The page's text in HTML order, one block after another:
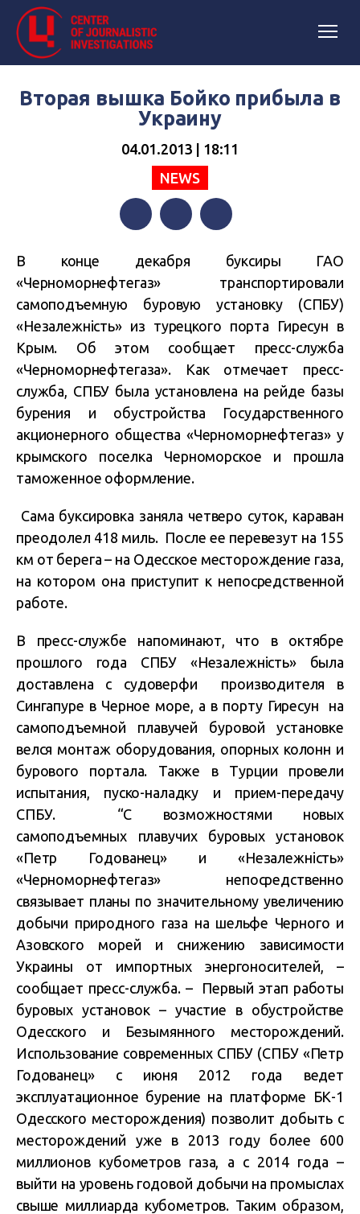
Вторая вышка Бойко прибыла в
Украину
04.01.2013 | 18:11
NEWS
В конце декабря буксиры ГАО
«Черноморнефтегаз» транспортировали
самоподъемную буровую установку (СПБУ)
«Незалежність» из турецкого порта Гиресун в
Крым. Об этом сообщает пресс-служба
«Черноморнефтегаза». Как отмечает пресс-
служба, СПБУ была установлена на рейде базы
бурения и обустройства Государственного
акционерного общества «Черноморнефтегаз» у
крымского поселка Черноморское и прошла
таможенное оформление.
Сама буксировка заняла четверо суток, караван
преодолел 418 миль. После ее перевезут на 155
км от берега – на Одесское месторождение газа,
на котором она приступит к непосредственной
работе.
В пресс-службе напоминают, что в октябре
прошлого года СПБУ «Незалежність» была
доставлена с судоверфи производителя в
Сингапуре в Черное море, а в порту Гиресун на
самоподъемной плавучей буровой установке
велся монтаж оборудования, опорных колонн и
бурового портала. Также в Турции провели
испытания, пуско-наладку и прием-передачу
СПБУ. “С возможностями новых
самоподъемных плавучих буровых установок
«Петр Годованец» и «Незалежність»
«Черноморнефтегаз» непосредственно
связывает планы по значительному увеличению
добычи природного газа на шельфе Черного и
Азовского морей и снижению зависимости
Украины от импортных энергоносителей, –
сообщает пресс-служба. – Первый этап работы
буровых установок – участие в обустройстве
Одесского и Безымянного месторождений.
Использование современных СПБУ (СПБУ «Петр
Годованец» с июня 2012 года ведет
эксплуатационное бурение на платформе БК-1
Одесского месторождения) позволит добыть с
месторождений уже в 2013 году более 600
миллионов кубометров газа, а с 2014 года –
выйти на уровень годовой добычи на промыслах
свыше миллиарда кубометров. Таким образом,